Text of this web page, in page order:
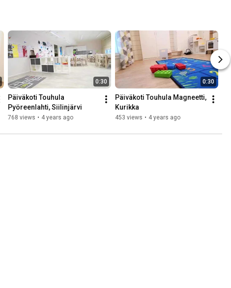
0:30
Päiväkoti Touhula
Pyöreenlahti, Siilinjärvi
768 views • 4 years ago
0:30
Päiväkoti Touhula Magneetti,
Kurikka
453 views • 4 years ago